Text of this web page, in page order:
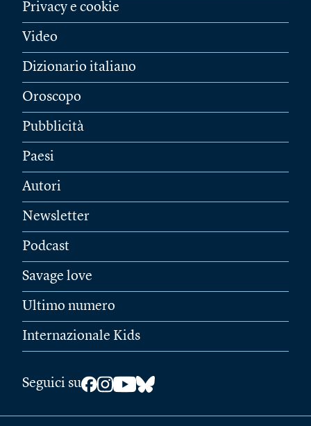
Privacy e cookie
Video
Dizionario italiano
Oroscopo
Pubblicità
Paesi
Autori
Newsletter
Podcast
Savage love
Ultimo numero
Internazionale Kids
Seguici su